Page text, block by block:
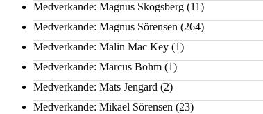
Medverkande: Magnus Skogsberg (11)
Medverkande: Magnus Sörensen (264)
Medverkande: Malin Mac Key (1)
Medverkande: Marcus Bohm (1)
Medverkande: Mats Jengard (2)
Medverkande: Mikael Sörensen (23)